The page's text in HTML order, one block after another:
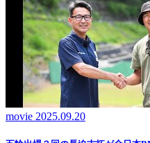
movie 2025.09.20